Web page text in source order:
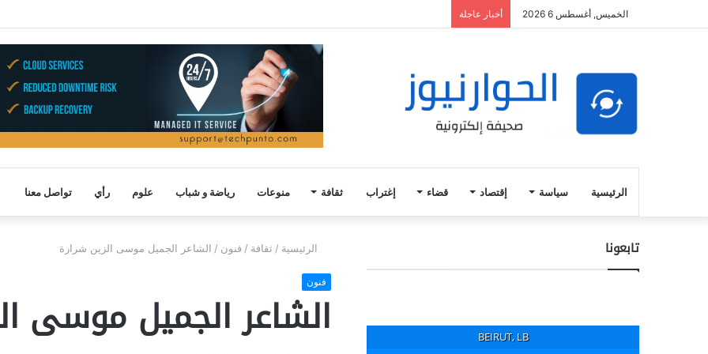
الخميس, أغسطس 6 2026 أخبار عاجلة
الرئيسية سياسة إقتصاد قضاء إغتراب ثقافة منوعات رياضة و شباب علوم رأي تواصل معنا
الرئيسية / ثقافة / فنون / الشاعر الجميل موسى الزين شرارة
فنون
الشاعر الجميل موسى
تابعونا
BEIRUT, LB